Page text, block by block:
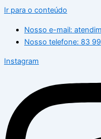
Ir para o conteúdo
Nosso e-mail:
Nosso telefone: 83
Instagram